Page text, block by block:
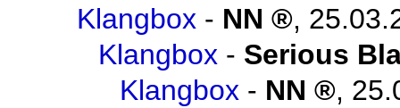
Klangbox - NN ,
Klangbox - Serious
Klangbox - NN ,